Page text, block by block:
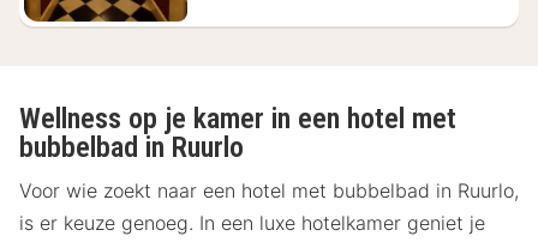
Wellness op je kamer in een hotel met
bubbelbad in Ruurlo
Voor wie zoekt naar een hotel met bubbelbad in Ruurlo,
is er keuze genoeg. In een luxe hotelkamer geniet je